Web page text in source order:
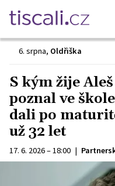
6. srpna, Oldřiška
S kým žije
poznal ve
dali po
už 32 let
17. 6. 2026 – 18:00 |